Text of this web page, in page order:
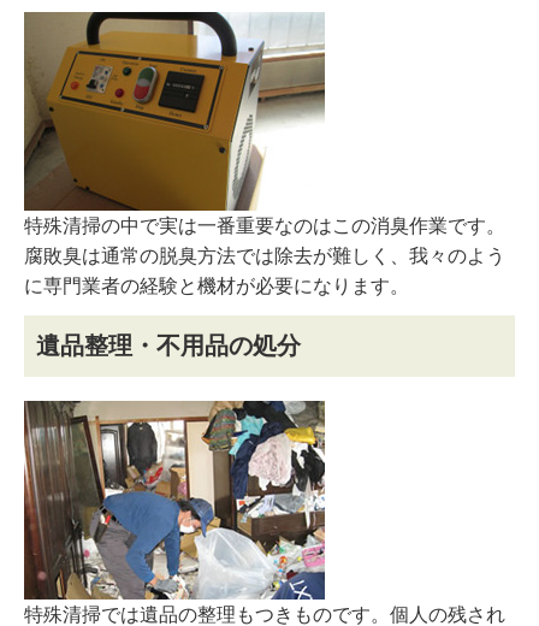
特殊清掃の中で実は一番重要なのはこの消臭作業です。
腐敗臭は通常の脱臭方法では除去が難しく、我々のよう
に専門業者の経験と機材が必要になります。
遺品整理・不用品の処分
特殊清掃では遺品の整理もつきものです。個人の残され